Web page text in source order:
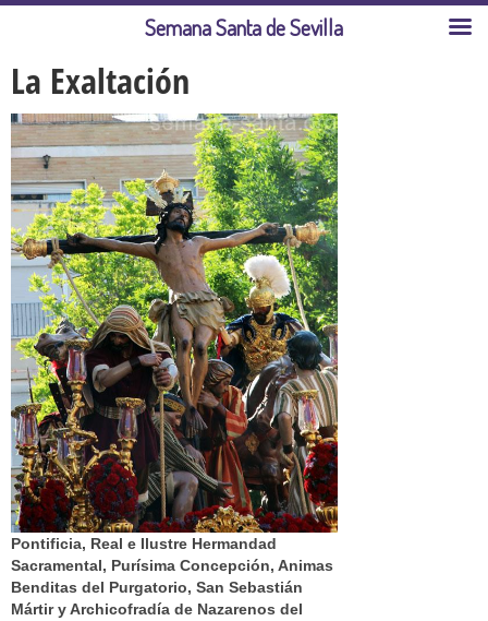
La Exaltación
Pontificia, Real e Ilustre Hermandad
Sacramental, Purísima Concepción, Animas
Benditas del Purgatorio, San Sebastián
Mártir y Archicofradía de Nazarenos del
Semana Santa de Sevilla